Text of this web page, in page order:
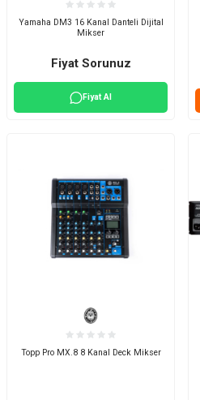
Yamaha DM3 16 Kanal Danteli Dijital
Mikser
Fiyat Sorunuz
Fiyat Al
Topp Pro MX.8 8 Kanal Deck Mikser